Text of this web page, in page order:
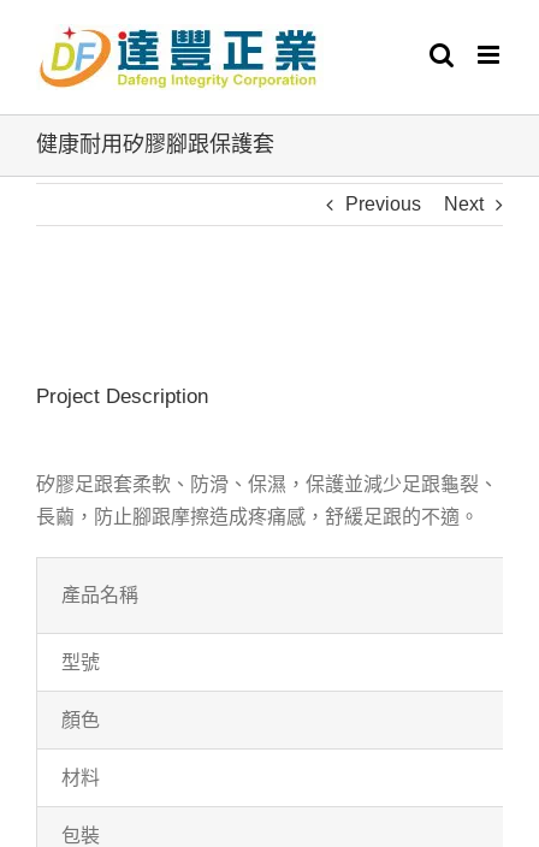
content
健康耐用矽膠腳跟保護套
Previous Next
Project Description
矽膠足跟套柔軟、防滑、保濕，保護並減少足跟龜裂、
長繭，防止腳跟摩擦造成疼痛感，舒緩足跟的不適。
產品名稱
型號
顏色
材料
包裝